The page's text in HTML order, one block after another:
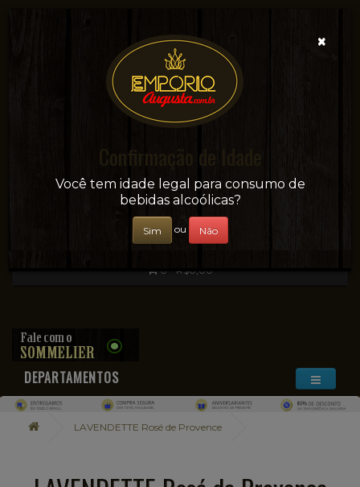
Sua conveniência e adega on-line!
0 - R$0,00
DEPARTAMENTOS
LAVENDETTE Rosé de Provence
×
Confirmação de Idade
Você tem idade legal para consumo de
bebidas alcoólicas?
Sim ou Não